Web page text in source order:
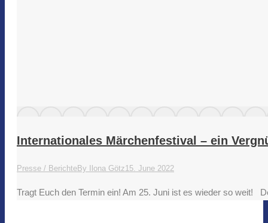
Internationales Märchenfestival – ein
Presse / BerichteBy Ilona Götz15. June 2022
Tragt Euch den Termin ein! Am 25. Juni ist es wieder so weit!